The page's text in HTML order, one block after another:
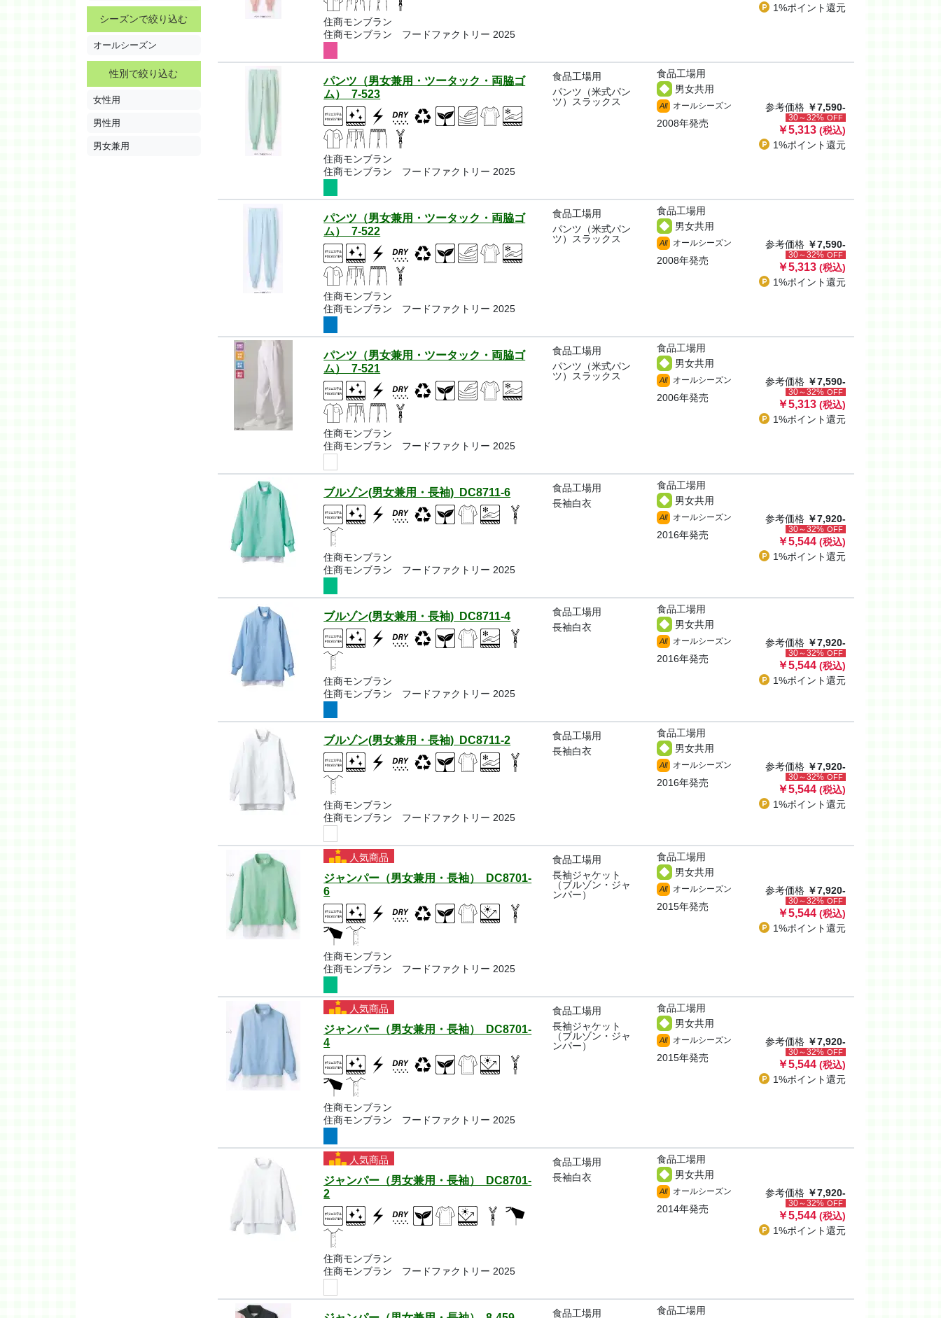
シーズンで絞り込む
オールシーズン
性別で絞り込む
女性用
男性用
男女兼用
住商モンブラン
住商モンブラン フードファクトリー 2025
1%ポイント還元
パンツ（男女兼用・ツータック・両脇ゴ
ム） 7-523
住商モンブラン
住商モンブラン フードファクトリー 2025
食品工場用
パンツ（米式パン
ツ）スラックス
食品工場用
男女共用
All オールシーズン
2008年発売
参考価格 ￥7,590-
30～32% OFF
￥5,313 (税込)
1%ポイント還元
パンツ（男女兼用・ツータック・両脇ゴ
ム） 7-522
住商モンブラン
住商モンブラン フードファクトリー 2025
食品工場用
パンツ（米式パン
ツ）スラックス
食品工場用
男女共用
All オールシーズン
2008年発売
参考価格 ￥7,590-
30～32% OFF
￥5,313 (税込)
1%ポイント還元
パンツ（男女兼用・ツータック・両脇ゴ
ム） 7-521
住商モンブラン
住商モンブラン フードファクトリー 2025
食品工場用
パンツ（米式パン
ツ）スラックス
食品工場用
男女共用
All オールシーズン
2006年発売
参考価格 ￥7,590-
30～32% OFF
￥5,313 (税込)
1%ポイント還元
ブルゾン(男女兼用・長袖) DC8711-6
住商モンブラン
住商モンブラン フードファクトリー 2025
食品工場用
長袖白衣
食品工場用
男女共用
All オールシーズン
2016年発売
参考価格 ￥7,920-
30～32% OFF
￥5,544 (税込)
1%ポイント還元
ブルゾン(男女兼用・長袖) DC8711-4
住商モンブラン
住商モンブラン フードファクトリー 2025
食品工場用
長袖白衣
食品工場用
男女共用
All オールシーズン
2016年発売
参考価格 ￥7,920-
30～32% OFF
￥5,544 (税込)
1%ポイント還元
ブルゾン(男女兼用・長袖) DC8711-2
住商モンブラン
住商モンブラン フードファクトリー 2025
食品工場用
長袖白衣
食品工場用
男女共用
All オールシーズン
2016年発売
参考価格 ￥7,920-
30～32% OFF
￥5,544 (税込)
1%ポイント還元
人気商品
ジャンパー（男女兼用・長袖） DC8701-
6
住商モンブラン
住商モンブラン フードファクトリー 2025
食品工場用
長袖ジャケット
（ブルゾン・ジャ
ンパー）
食品工場用
男女共用
All オールシーズン
2015年発売
参考価格 ￥7,920-
30～32% OFF
￥5,544 (税込)
1%ポイント還元
人気商品
ジャンパー（男女兼用・長袖） DC8701-
4
住商モンブラン
住商モンブラン フードファクトリー 2025
食品工場用
長袖ジャケット
（ブルゾン・ジャ
ンパー）
食品工場用
男女共用
All オールシーズン
2015年発売
参考価格 ￥7,920-
30～32% OFF
￥5,544 (税込)
1%ポイント還元
人気商品
ジャンパー（男女兼用・長袖） DC8701-
2
住商モンブラン
住商モンブラン フードファクトリー 2025
食品工場用
長袖白衣
食品工場用
男女共用
All オールシーズン
2014年発売
参考価格 ￥7,920-
30～32% OFF
￥5,544 (税込)
1%ポイント還元
食品工場用 食品工場用